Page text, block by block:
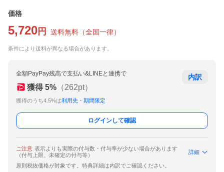
価格
5,720 円 送料無料 （全国一律）
条件により送料が異なる場合があります。
全額PayPay残高で支払い&LINEと連携で
獲得 5% （262pt）
獲得のうち4.5%は利用先・期間限定
内訳
ログインして確認
ご注意 表示よりも実際の付与数・付与率が少ない場合があります
（付与上限、未確定の付与等）
詳細
原則税抜価格が対象です。特典詳細は内訳でご確認ください。